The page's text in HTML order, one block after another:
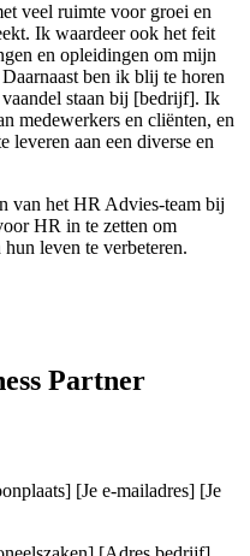
veel ruimte voor groei en
Ik waardeer ook het feit
en opleidingen om mijn
ben ik blij te horen
staan bij [bedrijf]. Ik
medewerkers en cliënten, en
leveren aan een diverse en
van het HR Advies-team bij
HR in te zetten om
leven te verbeteren.
Partner
[Je e-mailadres] [Je